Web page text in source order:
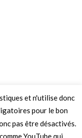
et n'utilise donc
pour le bon
pas être désactivés.
YouTube qui